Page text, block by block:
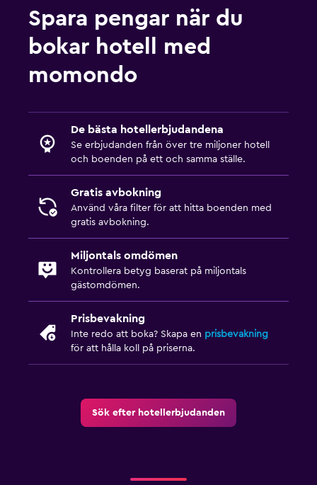
Spara pengar när du
bokar hotell med
momondo
De bästa hotellerbjudandena
Se erbjudanden från över tre miljoner hotell
och boenden på ett och samma ställe.
Gratis avbokning
Använd våra filter för att hitta boenden med
gratis avbokning.
Miljontals omdömen
Kontrollera betyg baserat på miljontals
gästomdömen.
Prisbevakning
Inte redo att boka? Skapa en prisbevakning
för att hålla koll på priserna.
Sök efter hotellerbjudanden